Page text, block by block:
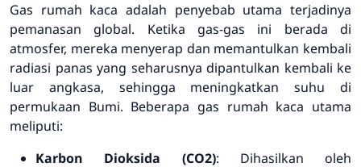
Gas rumah kaca adalah penyebab utama terjadinya
pemanasan global. Ketika gas-gas ini berada di
atmosfer, mereka menyerap dan memantulkan kembali
radiasi panas yang seharusnya dipantulkan kembali ke
luar angkasa, sehingga meningkatkan suhu di
permukaan Bumi. Beberapa gas rumah kaca utama
meliputi:
Karbon Dioksida (CO2): Dihasilkan oleh